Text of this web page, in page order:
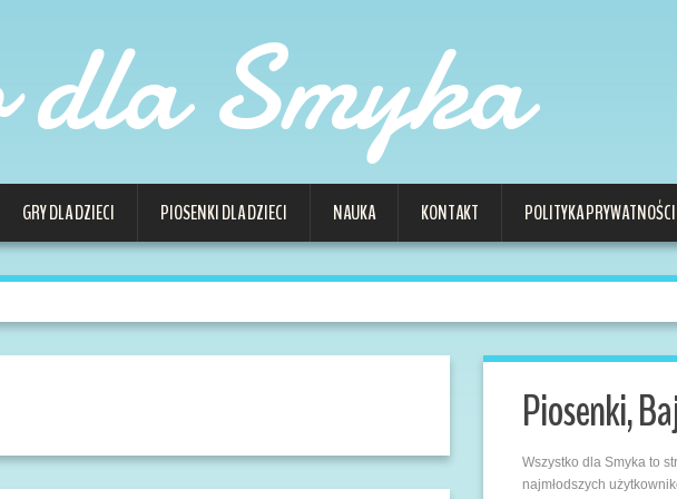
dla Smyka
GRY DLA DZIECI PIOSENKI DLA DZIECI NAUKA KONTAKT POLITYKA PRYWATNOŚCI
Piosenki,
Wszystko dla Smyka to
najmłodszych